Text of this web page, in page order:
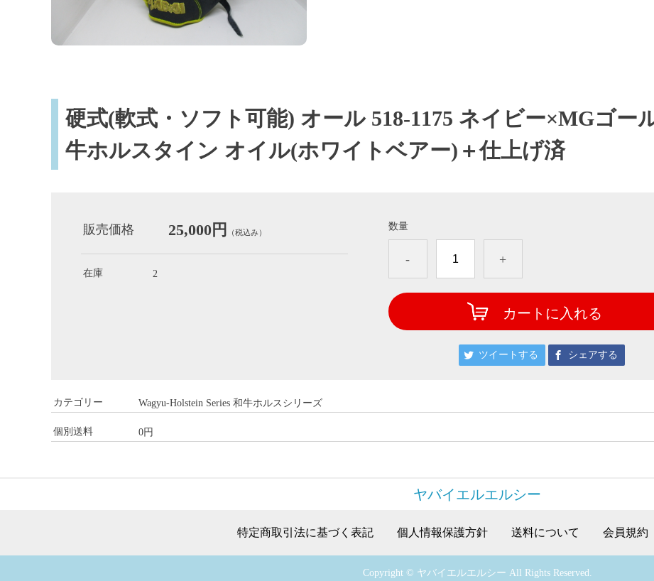
硬式(軟式・ソフト可能) オール 518-1175 ネイビー×MGゴー
牛ホルスタイン オイル(ホワイトベアー)＋仕上げ済
販売価格 25,000円 （税込み）
在庫 2
数量
- +
カートに入れる
ツイートする シェアする
カテゴリー Wagyu-Holstein Series 和牛ホルスシリーズ
個別送料 0円
ヤバイエルエルシー
特定商取引法に基づく表記 個人情報保護方針 送料について 会員規約
Copyright © ヤバイエルエルシー All Rights Reserved.